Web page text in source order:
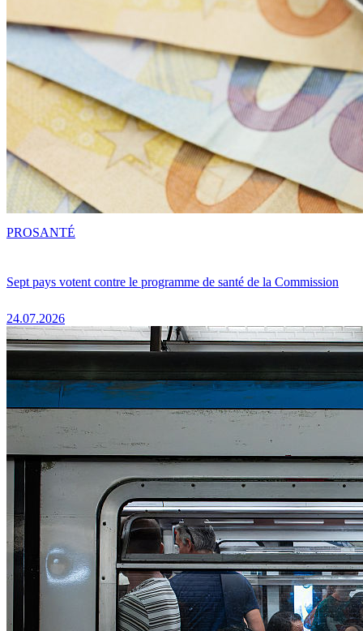
Sept pays votent contre le programme de santé de la Commission
24.07.2026
PROSANTÉ